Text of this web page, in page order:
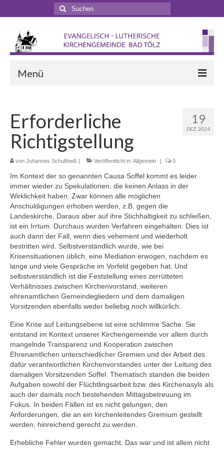
Suchen
nach:
Menü
Veranstaltungen
Terminkalender
Gottesdienste
Gottesdienstformen
Zappelphilipp- und Kindergottesdienst
Pilgern
Gemeinde
Mitarbeitende
Pfarrteam
Pfarrbüro
KantorIn
Kita-Träger-Assistenz
Dekanatsbüro
Hausmeister und Mesnerinnen
Soziale Beratung
Kirchenvorstand
19
DEZ. 2024
Erforderliche
Richtigstellung
von Johannes Schultheiß Veröffentlicht in: Allgemein 0
Im Kontext der so genannten Causa Soffel kommt es leider
immer wieder zu Spekulationen, die keinen Anlass in der
Wirklichkeit haben. Zwar können alle möglichen
Anschuldigungen erhoben werden, z.B. gegen die
Landeskirche. Daraus aber auf ihre Stichhaltigkeit zu schließen,
ist ein Irrtum. Durchaus wurden Verfahren eingehalten. Dies ist
auch dann der Fall, wenn dies vehement und wiederholt
bestritten wird. Selbstverständlich wurde, wie bei
Krisensituationen üblich, eine Mediation erwogen, nachdem es
lange und viele Gespräche im Vorfeld gegeben hat. Und
selbstverständlich ist die Feststellung eines zerrütteten
Verhältnisses zwischen Kirchenvorstand, weiteren
ehrenamtlichen Gemeindegliedern und dem damaligen
Vorsitzenden ebenfalls weder beliebig noch willkürlich.
Eine Krise auf Leitungsebene ist eine schlimme Sache. Sie
entstand im Kontext unserer Kirchengemeinde vor allem durch
mangelnde Transparenz und Kooperation zwischen
Ehrenamtlichen unterschiedlicher Gremien und der Arbeit des
dafür verantwortlichen Kirchenvorstandes unter der Leitung des
damaligen Vorsitzenden Soffel. Thematisch standen die beiden
Aufgaben sowohl der Flüchtlingsarbeit bzw. des Kirchenasyls als
auch der damals noch bestehenden Mittagsbetreuung im
Fokus. In beiden Fällen ist es nicht gelungen, den
Anforderungen, die an ein kirchenleitendes Gremium gestellt
werden, hinreichend gerecht zu werden.
Erhebliche Fehler wurden gemacht. Das war und ist allein nicht